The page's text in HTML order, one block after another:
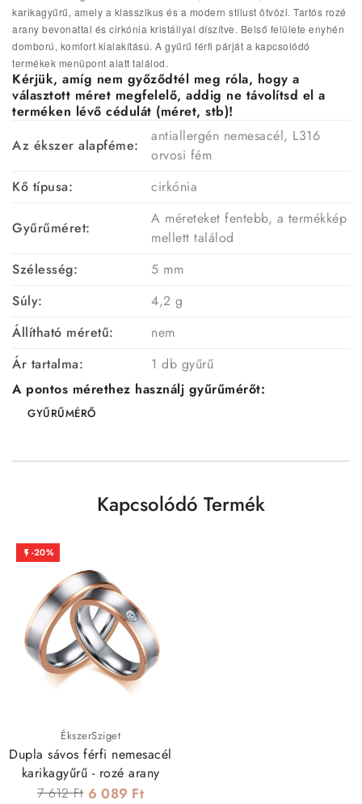
karikagyűrű, amely a klasszikus és a modern stílust ötvözi. Tartós rozé
arany bevonattal és cirkónia kristállyal díszítve. Belső felülete enyhén
domború, komfort kialakítású. A gyűrű férfi párját a kapcsolódó
termékek menüpont alatt találod.
Kérjük, amíg nem győződtél meg róla, hogy a
választott méret megfelelő, addig ne távolítsd el a
terméken lévő cédulát (méret, stb)!
Az ékszer alapféme:
antiallergén nemesacél, L316
orvosi fém
Kő típusa:
cirkónia
Gyűrűméret:
A méreteket fentebb, a termékkép
mellett találod
Szélesség:
5 mm
Súly:
4,2 g
Állítható méretű:
nem
Ár tartalma:
1 db gyűrű
A pontos mérethez használj gyűrűmérőt:
GYŰRŰMÉRŐ
Kapcsolódó Termék
 -20%
ÉkszerSziget
Dupla sávos férfi nemesacél
karikagyűrű - rozé arany
7 612 Ft 6 089 Ft